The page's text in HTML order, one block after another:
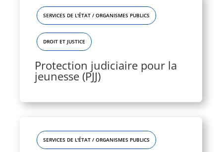
SERVICES DE L'ÉTAT / ORGANISMES PUBLICS
DROIT ET JUSTICE
Protection judiciaire pour la
jeunesse (PJJ)
SERVICES DE L'ÉTAT / ORGANISMES PUBLICS